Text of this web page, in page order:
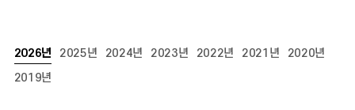
2026년 2025년 2024년 2023년 2022년 2021년
2020년
2019년